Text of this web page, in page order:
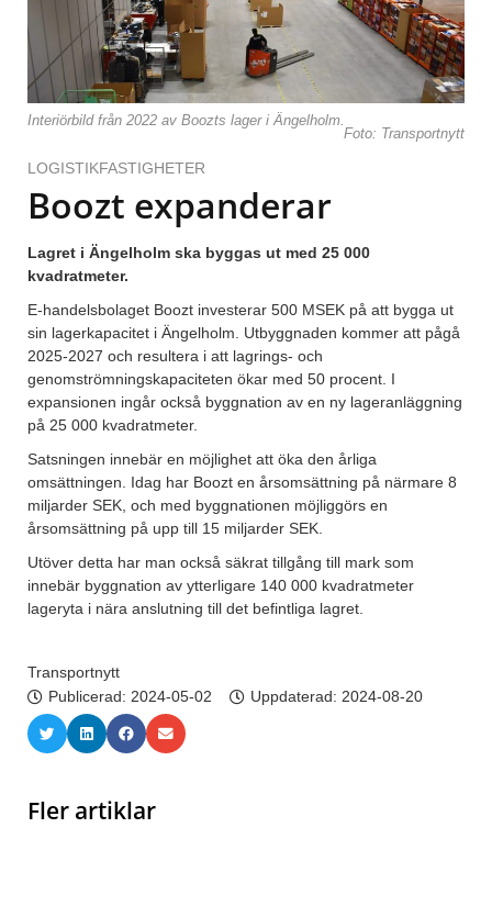
Interiörbild från 2022 av Boozts lager i Ängelholm.
Foto: Transportnytt
LOGISTIKFASTIGHETER
Boozt expanderar
Lagret i Ängelholm ska byggas ut med 25 000
kvadratmeter.
E-handelsbolaget Boozt investerar 500 MSEK på att bygga ut
sin lagerkapacitet i Ängelholm. Utbyggnaden kommer att pågå
2025-2027 och resultera i att lagrings- och
genomströmningskapaciteten ökar med 50 procent. I
expansionen ingår också byggnation av en ny lageranläggning
på 25 000 kvadratmeter.
Satsningen innebär en möjlighet att öka den årliga
omsättningen. Idag har Boozt en årsomsättning på närmare 8
miljarder SEK, och med byggnationen möjliggörs en
årsomsättning på upp till 15 miljarder SEK.
Utöver detta har man också säkrat tillgång till mark som
innebär byggnation av ytterligare 140 000 kvadratmeter
lageryta i nära anslutning till det befintliga lagret.
Transportnytt
Publicerad: 2024-05-02 Uppdaterad: 2024-08-20
Fler artiklar